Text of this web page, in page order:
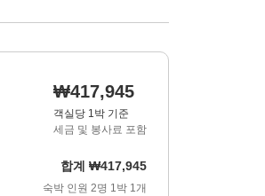
₩417,945
객실당 1박 기준
세금 및 봉사료 포함
합계 ₩417,945
숙박 인원 2명 1박 1개